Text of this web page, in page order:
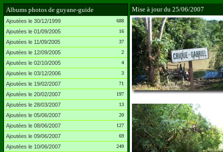
Albums photos de guyane-guide
Ajoutées le 30/12/1999 688
Ajoutées le 01/09/2005 16
Ajoutées le 11/09/2005 37
Ajoutées le 12/09/2005 2
Ajoutées le 02/10/2005 4
Ajoutées le 03/12/2006 3
Ajoutées le 19/02/2007 71
Ajoutées le 20/02/2007 197
Ajoutées le 28/03/2007 13
Ajoutées le 05/06/2007 20
Ajoutées le 08/06/2007 127
Ajoutées le 09/06/2007 69
Ajoutées le 10/06/2007 249
Mise à jour du 25/06/2007